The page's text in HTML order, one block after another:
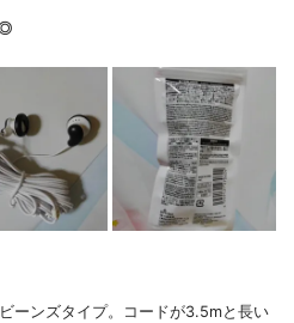
ーンズタイプ。コードが3.5mと長い